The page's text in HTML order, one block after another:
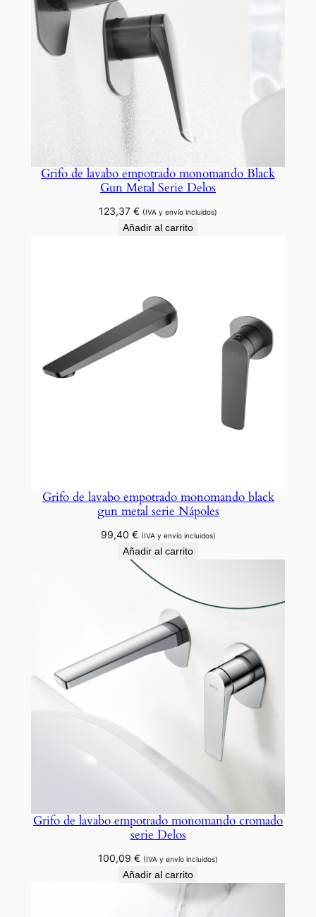
d
o
S
r
Grifo de lavabo empotrado monomando Black
Gun Metal Serie Delos
123,37 € (IVA y envío incluidos)
Añadir al carrito
Grifo de lavabo empotrado monomando black
gun metal serie Nápoles
99,40 € (IVA y envío incluidos)
Añadir al carrito
Grifo de lavabo empotrado monomando cromado
serie Delos
100,09 € (IVA y envío incluidos)
Añadir al carrito